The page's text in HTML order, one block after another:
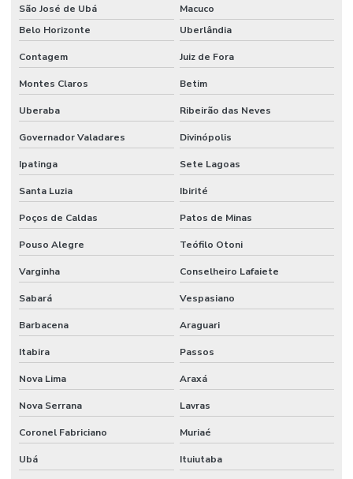
São José de Ubá
Macuco
Belo Horizonte
Uberlândia
Contagem Juiz de Fora
Montes Claros Betim
Uberaba Ribeirão das Neves
Governador Valadares Divinópolis
Ipatinga Sete Lagoas
Santa Luzia Ibirité
Poços de Caldas Patos de Minas
Pouso Alegre Teófilo Otoni
Varginha Conselheiro Lafaiete
Sabará Vespasiano
Barbacena Araguari
Itabira Passos
Nova Lima Araxá
Nova Serrana Lavras
Coronel Fabriciano Muriaé
Ubá Ituiutaba